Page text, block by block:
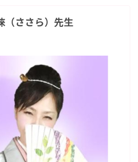
ささら）先生